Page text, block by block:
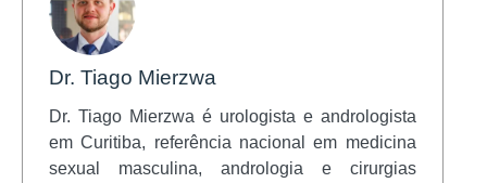
Dr. Tiago Mierzwa
Dr. Tiago Mierzwa é urologista e andrologista
em Curitiba, referência nacional em medicina
sexual masculina, andrologia e cirurgias